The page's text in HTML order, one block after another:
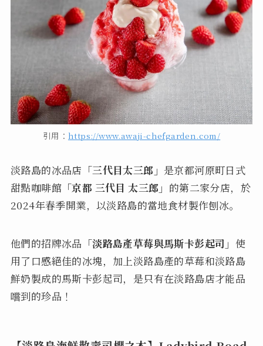
引用： https://www.awaji-chefgarden.com/
淡路島的冰品店 「三代目太三郎」 是京都河原町日式
甜點咖啡館「京都 三代目 太三郎」 的第二家分店，於
2024年春季開業，以淡路島的當地食材製作刨冰。
他們的招牌冰品 「淡路島產草莓與馬斯卡彭起司」 使
用了口感絕佳的冰塊，加上淡路島產的草莓和淡路島
鮮奶製成的馬斯卡彭起司，是只有在淡路島店才能品
嚐到的珍品！